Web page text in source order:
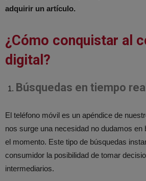
adquirir un artículo.
¿Cómo conquistar al
digital?
Búsquedas en tiempo real
El teléfono móvil es un apéndice de
nos surge una necesidad no dudamos
el momento. Este tipo de búsquedas
consumidor la posibilidad de tomar
intermediarios.